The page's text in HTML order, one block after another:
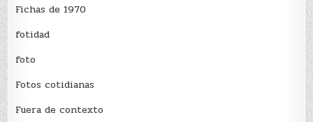
Fichas de 1970
fotidad
foto
Fotos cotidianas
Fuera de contexto